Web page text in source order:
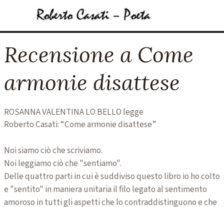
Salta menù
Recensione a Come
armonie disattese
ROSANNA VALENTINA LO BELLO legge
Roberto Casati: “Come armonie disattese”
Noi siamo ciò che scriviamo.
Noi leggiamo ciò che "sentiamo".
Delle quattro parti in cui è suddiviso questo libro io ho colto
e "sentito" in maniera unitaria il filo legato al sentimento
amoroso in tutti gli aspetti che lo contraddistinguono e che